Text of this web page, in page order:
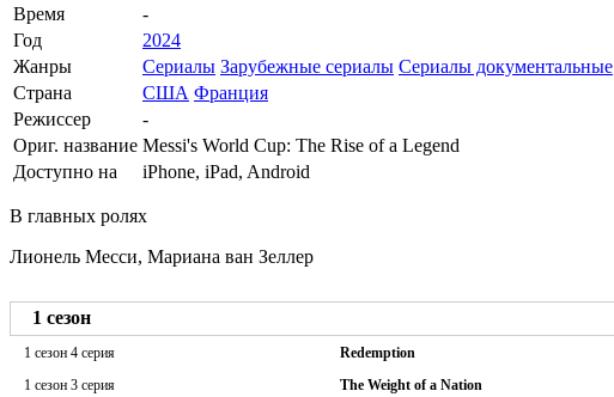
Время
-
Год
2024
Жанры
Сериалы Зарубежные сериалы Сериалы документальные
Страна
США Франция
Режиссер
-
Ориг. название Messi's World Cup: The Rise of a Legend
Доступно на
iPhone, iPad, Android
В главных ролях
Лионель Месси, Мариана ван Зеллер
1 сезон
1 сезон 4 серия
Redemption
1 сезон 3 серия
The Weight of a Nation